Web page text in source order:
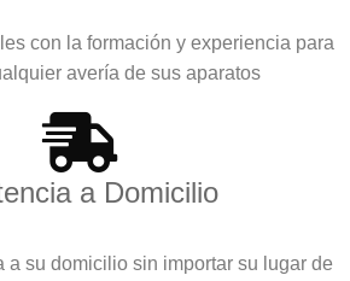
con la formación y experiencia para
avería de sus aparatos
a Domicilio
a su domicilio sin importar su lugar de